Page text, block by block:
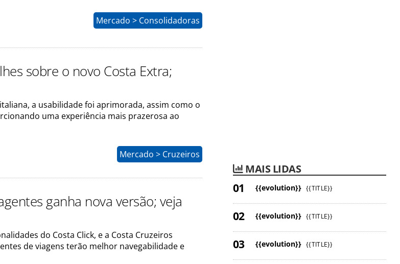
Mercado > Consolidadoras
sobre o novo Costa Extra;
a usabilidade foi aprimorada, assim como o
uma experiência mais prazerosa ao
Mercado > Cruzeiros
ganha nova versão; veja
do Costa Click, e a Costa Cruzeiros
de viagens terão melhor navegabilidade e
MAIS LIDAS
{{evolution}} {{TITLE}}
{{evolution}} {{TITLE}}
{{evolution}} {{TITLE}}